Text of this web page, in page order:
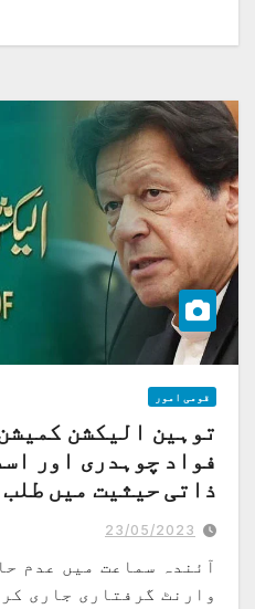
قومی امور
توہین الیکشن
ذاتی حیثیت میں طلب
23/05/2023
آئندہ سماعت میں عدم
وارنٹ گرفتاری جاری